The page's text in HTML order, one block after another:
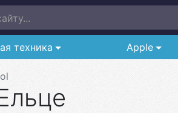
техника Apple